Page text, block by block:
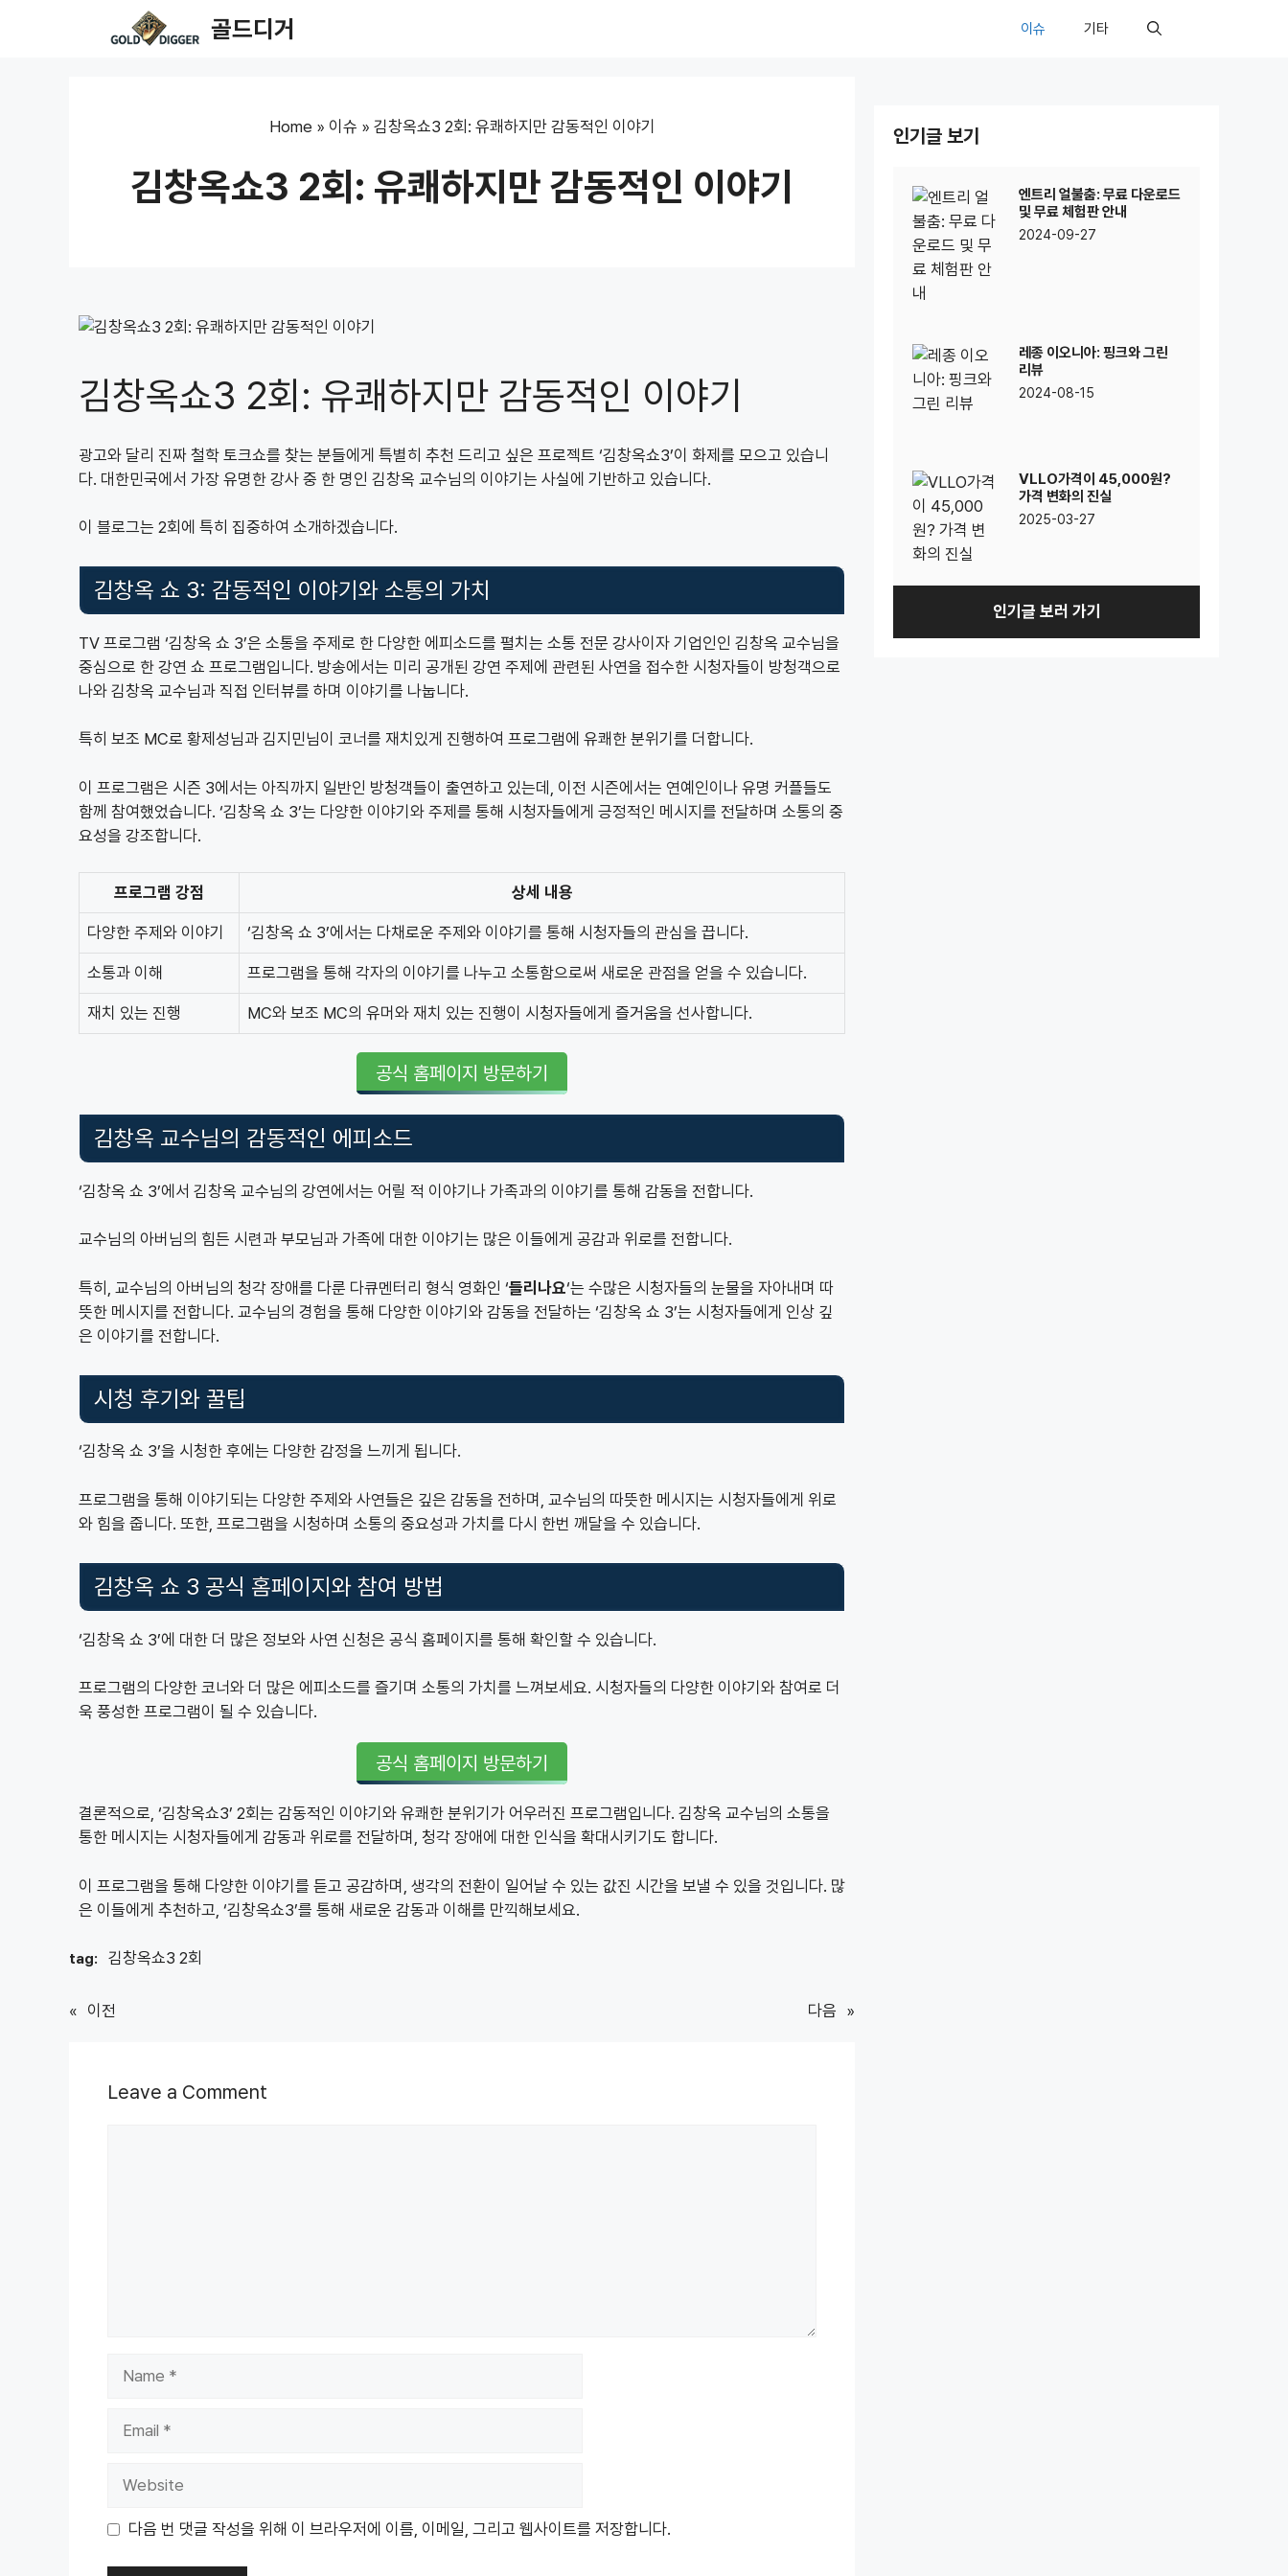
골드디거 이슈 기타
Home » 이슈 » 김창옥쇼3 2회: 유쾌하지만 감동적인 이야기
김창옥쇼3 2회: 유쾌하지만 감동적인 이야기
김창옥쇼3 2회: 유쾌하지만 감동적인 이야기
광고와 달리 진짜 철학 토크쇼를 찾는 분들에게 특별히 추천 드리고 싶은 프로젝트 ‘김창옥쇼3’이 화제를 모으고 있습니
다. 대한민국에서 가장 유명한 강사 중 한 명인 김창옥 교수님의 이야기는 사실에 기반하고 있습니다.
이 블로그는 2회에 특히 집중하여 소개하겠습니다.
김창옥 쇼 3: 감동적인 이야기와 소통의 가치
TV 프로그램 ‘김창옥 쇼 3’은 소통을 주제로 한 다양한 에피소드를 펼치는 소통 전문 강사이자 기업인인 김창옥 교수님을
중심으로 한 강연 쇼 프로그램입니다. 방송에서는 미리 공개된 강연 주제에 관련된 사연을 접수한 시청자들이 방청객으로
나와 김창옥 교수님과 직접 인터뷰를 하며 이야기를 나눕니다.
특히 보조 MC로 황제성님과 김지민님이 코너를 재치있게 진행하여 프로그램에 유쾌한 분위기를 더합니다.
이 프로그램은 시즌 3에서는 아직까지 일반인 방청객들이 출연하고 있는데, 이전 시즌에서는 연예인이나 유명 커플들도
함께 참여했었습니다. ‘김창옥 쇼 3’는 다양한 이야기와 주제를 통해 시청자들에게 긍정적인 메시지를 전달하며 소통의 중
요성을 강조합니다.
프로그램 강점 상세 내용
다양한 주제와 이야기 ‘김창옥 쇼 3’에서는 다채로운 주제와 이야기를 통해 시청자들의 관심을 끕니다.
소통과 이해 프로그램을 통해 각자의 이야기를 나누고 소통함으로써 새로운 관점을 얻을 수 있습니다.
재치 있는 진행 MC와 보조 MC의 유머와 재치 있는 진행이 시청자들에게 즐거움을 선사합니다.
공식 홈페이지 방문하기
김창옥 교수님의 감동적인 에피소드
‘김창옥 쇼 3’에서 김창옥 교수님의 강연에서는 어릴 적 이야기나 가족과의 이야기를 통해 감동을 전합니다.
교수님의 아버님의 힘든 시련과 부모님과 가족에 대한 이야기는 많은 이들에게 공감과 위로를 전합니다.
특히, 교수님의 아버님의 청각 장애를 다룬 다큐멘터리 형식 영화인 ‘들리나요‘는 수많은 시청자들의 눈물을 자아내며 따
뜻한 메시지를 전합니다. 교수님의 경험을 통해 다양한 이야기와 감동을 전달하는 ‘김창옥 쇼 3’는 시청자들에게 인상 깊
은 이야기를 전합니다.
시청 후기와 꿀팁
‘김창옥 쇼 3’을 시청한 후에는 다양한 감정을 느끼게 됩니다.
프로그램을 통해 이야기되는 다양한 주제와 사연들은 깊은 감동을 전하며, 교수님의 따뜻한 메시지는 시청자들에게 위로
와 힘을 줍니다. 또한, 프로그램을 시청하며 소통의 중요성과 가치를 다시 한번 깨달을 수 있습니다.
김창옥 쇼 3 공식 홈페이지와 참여 방법
‘김창옥 쇼 3’에 대한 더 많은 정보와 사연 신청은 공식 홈페이지를 통해 확인할 수 있습니다.
프로그램의 다양한 코너와 더 많은 에피소드를 즐기며 소통의 가치를 느껴보세요. 시청자들의 다양한 이야기와 참여로 더
욱 풍성한 프로그램이 될 수 있습니다.
공식 홈페이지 방문하기
결론적으로, ‘김창옥쇼3’ 2회는 감동적인 이야기와 유쾌한 분위기가 어우러진 프로그램입니다. 김창옥 교수님의 소통을
통한 메시지는 시청자들에게 감동과 위로를 전달하며, 청각 장애에 대한 인식을 확대시키기도 합니다.
이 프로그램을 통해 다양한 이야기를 듣고 공감하며, 생각의 전환이 일어날 수 있는 값진 시간을 보낼 수 있을 것입니다. 많
은 이들에게 추천하고, ‘김창옥쇼3’를 통해 새로운 감동과 이해를 만끽해보세요.
tag: 김창옥쇼3 2회
« 이전 다음 »
Leave a Comment
다음 번 댓글 작성을 위해 이 브라우저에 이름, 이메일, 그리고 웹사이트를 저장합니다.
인기글 보기
엔트리 얼불춤: 무료 다운로드
및 무료 체험판 안내
2024-09-27
레종 이오니아: 핑크와 그린
리뷰
2024-08-15
VLLO가격이 45,000원?
가격 변화의 진실
2025-03-27
인기글 보러 가기